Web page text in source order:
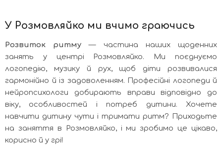
У Розмовляйко ми вчимо граючись
Розвиток ритму — частина наших щоденних
занять у центрі Розмовляйко. Ми поєднуємо
логопедію, музику й рух, щоб діти розвивалися
гармонійно й із задоволенням. Професійні логопеди й
нейропсихологи добирають вправи відповідно до
віку, особливостей і потреб дитини. Хочете
навчити дитину чути і тримати ритм? Приходьте
на заняття в Розмовляйко, і ми зробимо це цікаво,
корисно й у грі!